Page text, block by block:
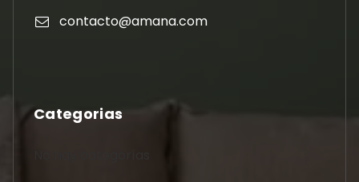
contacto@amana.com
Categorias